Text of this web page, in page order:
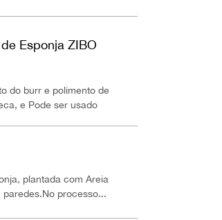
Esponja ZIBO
do burr e polimento de
e Pode ser usado
plantada com Areia
processo...